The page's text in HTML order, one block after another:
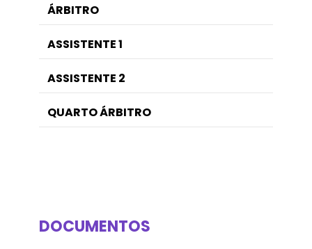
ÁRBITRO
ASSISTENTE 1
ASSISTENTE 2
QUARTO ÁRBITRO
DOCUMENTOS